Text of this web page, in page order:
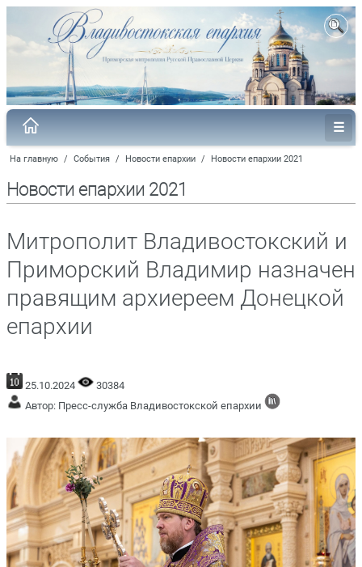
На главную / События / Новости епархии / Новости епархии 2021
Новости епархии 2021
Митрополит Владивостокский и
Приморский Владимир назначен
правящим архиереем Донецкой
епархии
25.10.2024
30384
Автор: Пресс-служба Владивостокской епархии